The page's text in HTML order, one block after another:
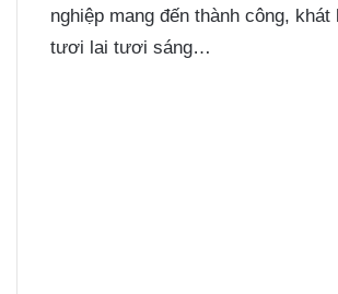
nghiệp mang đến thành công, khát
tươi lai tươi sáng…